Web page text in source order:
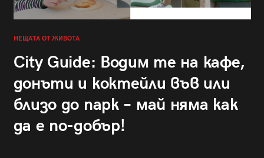
НЕЩАТА ОТ ЖИВОТА
City Guide: Водим те на кафе,
донъти и коктейли във или
близо до парк – май няма как
да е по-добър!